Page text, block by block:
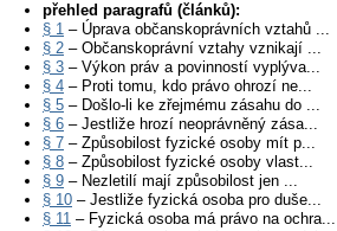
přehled paragrafů (článků):
§ 1 – Úprava občanskoprávních vztahů ...
§ 2 – Občanskoprávní vztahy vznikají ...
§ 3 – Výkon práv a povinností vyplýva...
§ 4 – Proti tomu, kdo právo ohrozí ne...
§ 5 – Došlo-li ke zřejmému zásahu do ...
§ 6 – Jestliže hrozí neoprávněný zása...
§ 7 – Způsobilost fyzické osoby mít p...
§ 8 – Způsobilost fyzické osoby vlast...
§ 9 – Nezletilí mají způsobilost jen ...
§ 10 – Jestliže fyzická osoba pro duše...
§ 11 – Fyzická osoba má právo na ochra...